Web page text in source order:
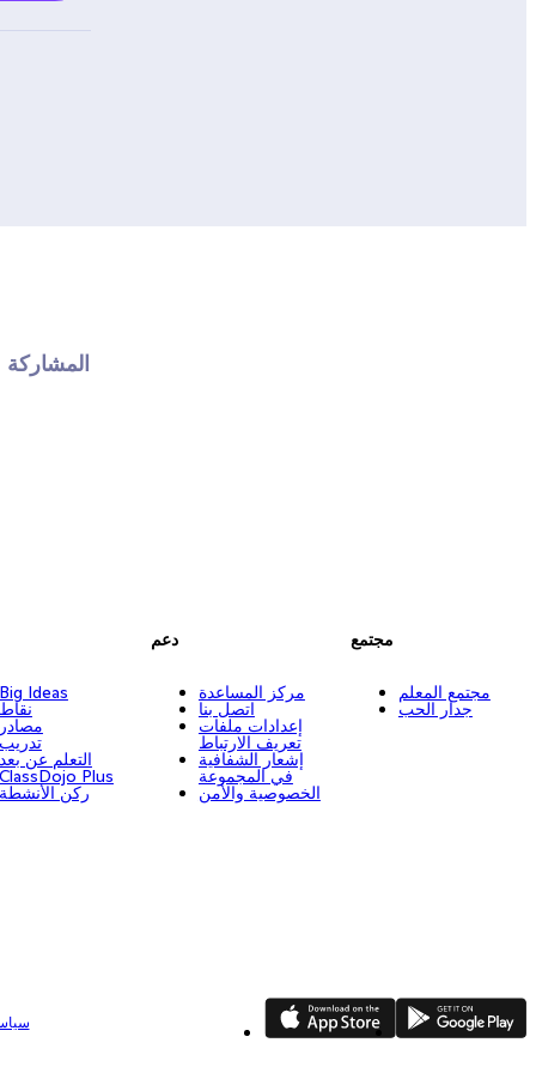
Ideas
التعلم عن
Plus
ركن
دعم
مركز المساعدة
اتصل بنا
إعدادات ملفات
تعريف الارتباط
إشعار الشفافية
في المجموعة
الخصوصية والأمن
مجتمع
مجتمع المعلم
جدار الحب
App Store Google Play